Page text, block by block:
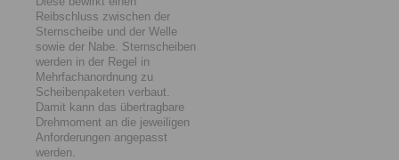
Reibschluss zwischen der
Sternscheibe und der Welle
sowie der Nabe. Sternscheiben
werden in der Regel in
Mehrfachanordnung zu
Scheibenpaketen verbaut.
Damit kann das übertragbare
Drehmoment an die jeweiligen
Anforderungen angepasst
werden.